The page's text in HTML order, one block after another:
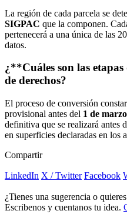
La región de cada parcela se
SIGPAC que la componen.
pertenecerá a una única de las
datos.
¿**Cuáles son las
de derechos?
El proceso de conversión
provisional antes del 1 de
definitiva que se realizará antes
en superficies declaradas en los
Compartir
LinkedIn X / Twitter Facebook
¿Tienes una sugerencia o
Escribenos y cuentanos tu idea.